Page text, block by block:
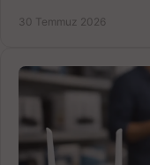
30 Temmuz 2026